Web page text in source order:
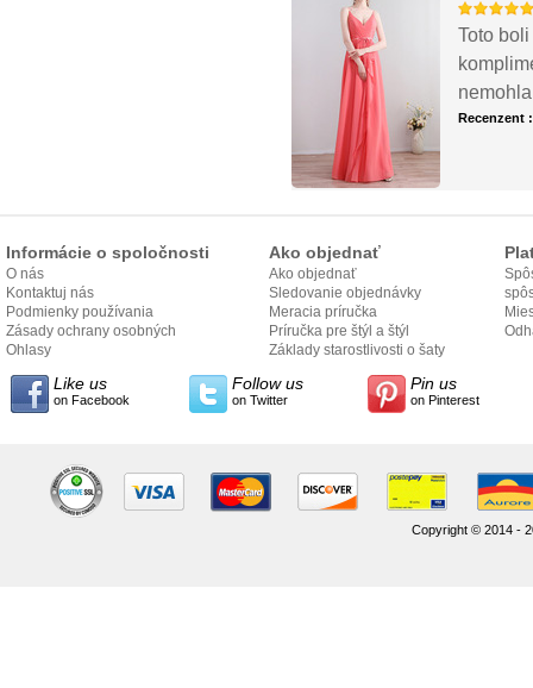
Toto
Recenzent
Informácie o spoločnosti
O nás
Kontaktuj nás
Podmienky používania
Zásady ochrany osobných
údajov
Ohlasy
Ako objednať
Ako objednať
Sledovanie objednávky
Meracia príručka
Príručka pre štýl a štýl
Základy starostlivosti o šaty
Like us
on Facebook
Follow us
on Twitter
Pin us
on Pinterest
Copyright © 2014 -